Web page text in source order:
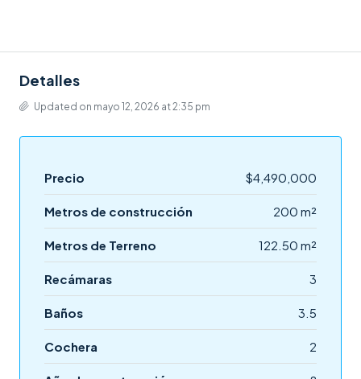
Detalles
Updated on mayo 12, 2026 at 2:35 pm
Precio $4,490,000
Metros de construcción 200 m²
Metros de Terreno 122.50 m²
Recámaras 3
Baños 3.5
Cochera 2